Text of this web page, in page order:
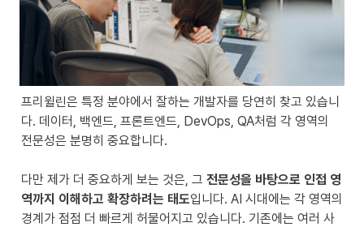
프리윌린은 특정 분야에서 잘하는 개발자를 당연히 찾고 있습니
다. 데이터, 백엔드, 프론트엔드, DevOps, QA처럼 각 영역의
전문성은 분명히 중요합니다.
다만 제가 더 중요하게 보는 것은, 그 전문성을 바탕으로 인접 영
역까지 이해하고 확장하려는 태도입니다. AI 시대에는 각 영역의
경계가 점점 더 빠르게 허물어지고 있습니다. 기존에는 여러 사